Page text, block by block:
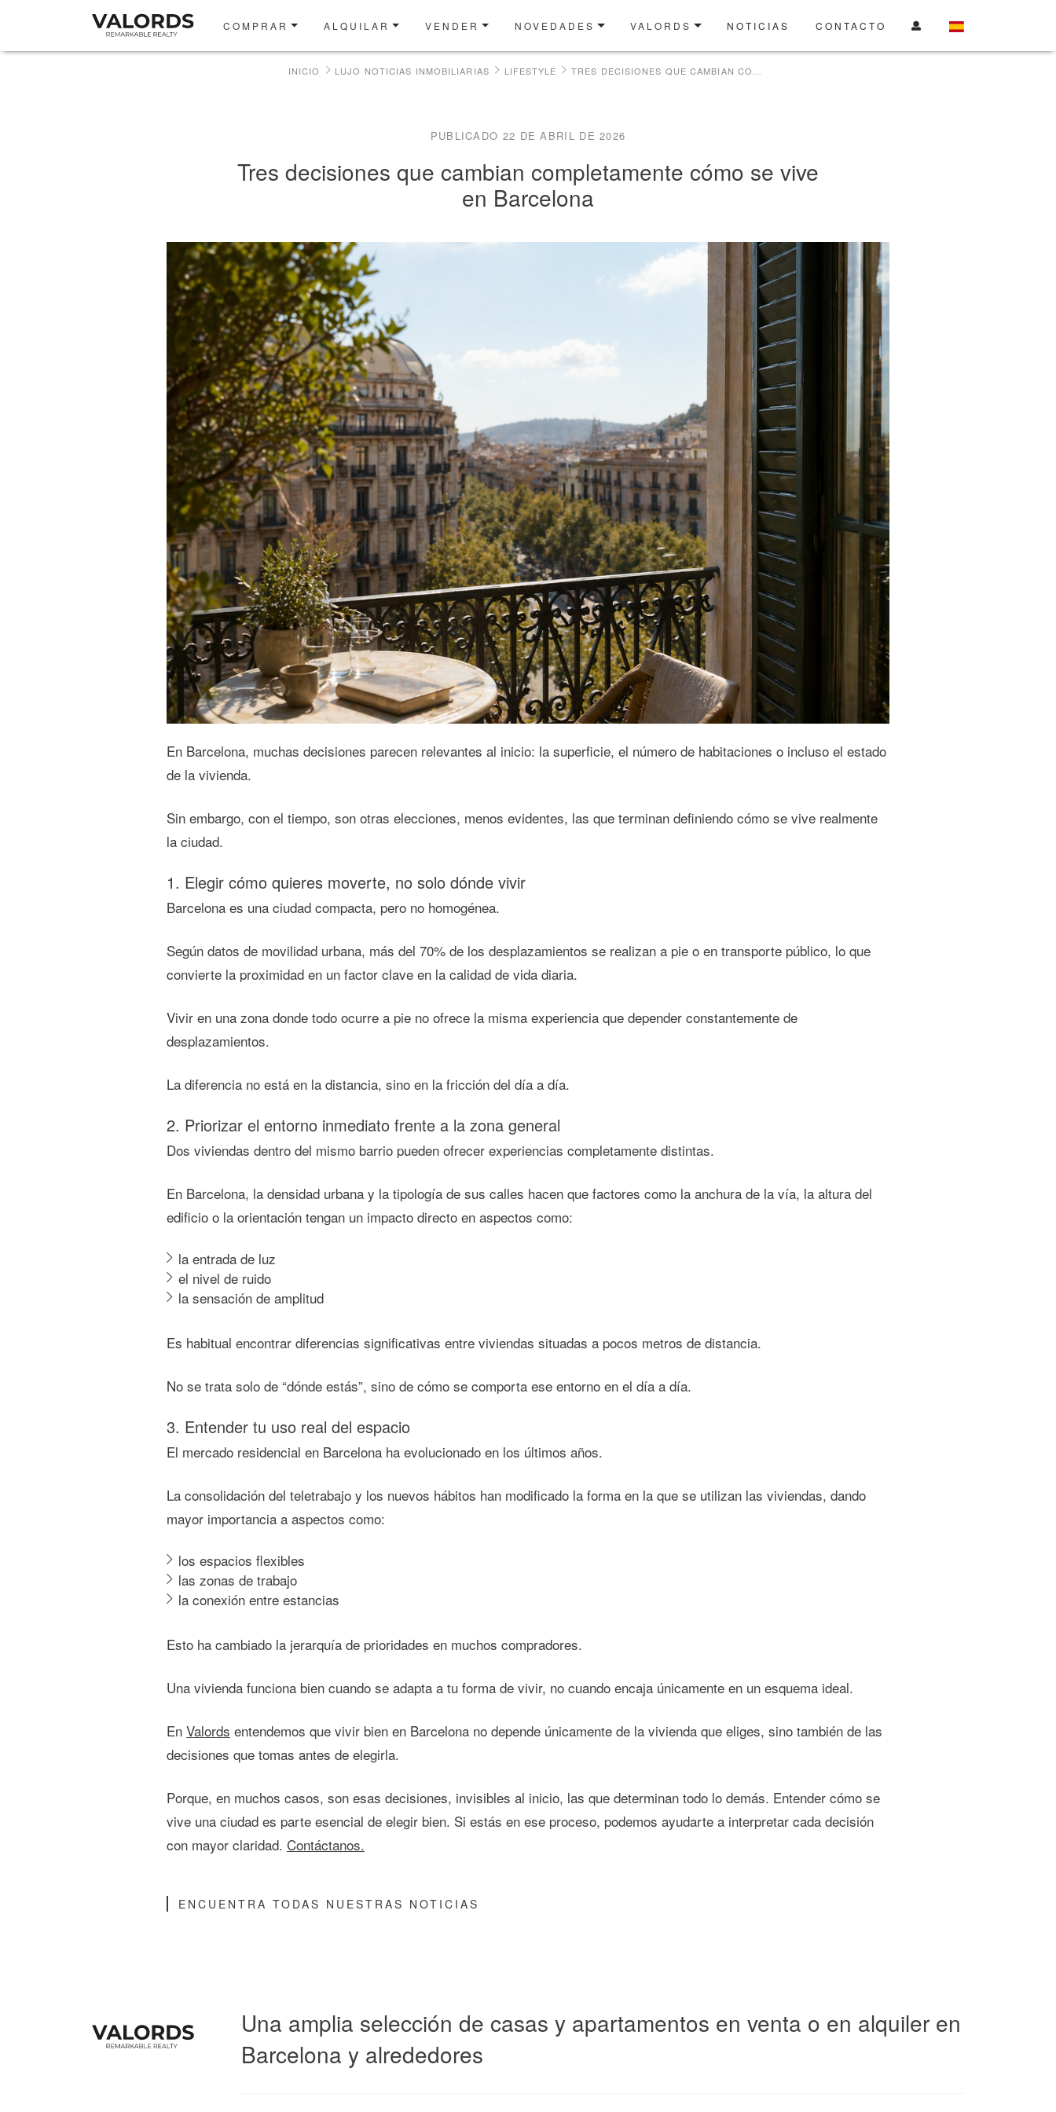
COMPRAR ALQUILAR VENDER NOVEDADES VALORDS NOTICIAS CONTACTO
INICIO LUJO NOTICIAS INMOBILIARIAS LIFESTYLE
PUBLICADO 22 DE ABRIL DE 2026
Tres decisiones que cambian completamente cómo se vive
en Barcelona
En Barcelona, muchas decisiones parecen relevantes al inicio: la superficie, el número de habitaciones o incluso el estado
de la vivienda.
Sin embargo, con el tiempo, son otras elecciones, menos evidentes, las que terminan definiendo cómo se vive realmente
la ciudad.
1. Elegir cómo quieres moverte, no solo dónde vivir
Barcelona es una ciudad compacta, pero no homogénea.
Según datos de movilidad urbana, más del 70% de los desplazamientos se realizan a pie o en transporte público, lo que
convierte la proximidad en un factor clave en la calidad de vida diaria.
Vivir en una zona donde todo ocurre a pie no ofrece la misma experiencia que depender constantemente de
desplazamientos.
La diferencia no está en la distancia, sino en la fricción del día a día.
2. Priorizar el entorno inmediato frente a la zona general
Dos viviendas dentro del mismo barrio pueden ofrecer experiencias completamente distintas.
En Barcelona, la densidad urbana y la tipología de sus calles hacen que factores como la anchura de la vía, la altura del
edificio o la orientación tengan un impacto directo en aspectos como:
la entrada de luz
el nivel de ruido
la sensación de amplitud
Es habitual encontrar diferencias significativas entre viviendas situadas a pocos metros de distancia.
No se trata solo de “dónde estás”, sino de cómo se comporta ese entorno en el día a día.
3. Entender tu uso real del espacio
El mercado residencial en Barcelona ha evolucionado en los últimos años.
La consolidación del teletrabajo y los nuevos hábitos han modificado la forma en la que se utilizan las viviendas, dando
mayor importancia a aspectos como:
los espacios flexibles
las zonas de trabajo
la conexión entre estancias
Esto ha cambiado la jerarquía de prioridades en muchos compradores.
Una vivienda funciona bien cuando se adapta a tu forma de vivir, no cuando encaja únicamente en un esquema ideal.
En Valords entendemos que vivir bien en Barcelona no depende únicamente de la vivienda que eliges, sino también de las
decisiones que tomas antes de elegirla.
Porque, en muchos casos, son esas decisiones, invisibles al inicio, las que determinan todo lo demás. Entender cómo se
vive una ciudad es parte esencial de elegir bien. Si estás en ese proceso, podemos ayudarte a interpretar cada decisión
con mayor claridad. Contáctanos.
ENCUENTRA TODAS NUESTRAS NOTICIAS
Una amplia selección de casas y apartamentos en venta o en alquiler en
Barcelona y alrededores